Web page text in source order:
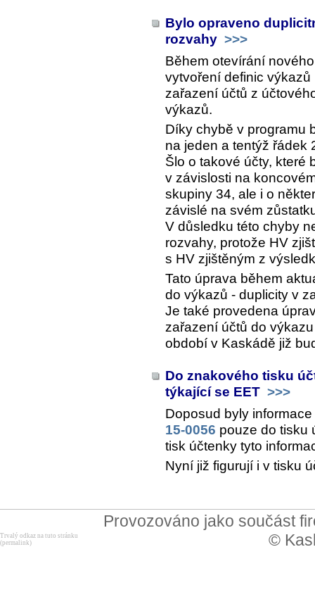
Bylo opraveno
rozvahy >>>
Během otevírání
vytvoření definic
zařazení účtů z
výkazů.
Díky chybě v programu
na jeden a tentýž řádek
Šlo o takové účty, které
v závislosti na
skupiny 34, ale i o
závislé na svém
V důsledku této chyby
rozvahy, protože HV
s HV zjištěným z
Tato úprava během
do výkazů - duplicity v
Je také provedena
zařazení účtů do
období v Kaskádě již
Do znakového tisku
týkající se EET >>>
Doposud byly
15-0056 pouze do tisku
tisk účtenky tyto
Nyní již figurují i v tisku
Provozováno jako součást
©
Trvalý odkaz na tuto stránku
(permalink)